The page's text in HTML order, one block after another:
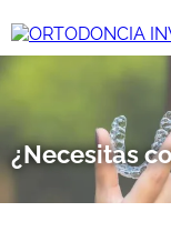
¿Necesitas